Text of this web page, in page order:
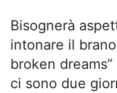
Bisognerà
intonare il
broken
ci sono due